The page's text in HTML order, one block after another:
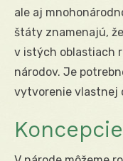
ale aj
štáty znamenajú,
v istých oblastiach
národov. Je
vytvorenie vlastnej